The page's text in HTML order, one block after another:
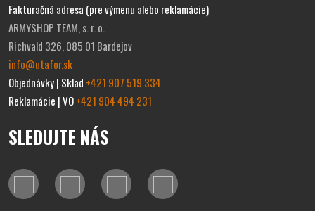
Fakturačná adresa (pre výmenu alebo reklamácie)
ARMYSHOP TEAM, s. r. o.
Richvald 326, 085 01 Bardejov
info@utafor.sk
Objednávky | Sklad +421 907 519 334
Reklamácie | VO+421 904 494 231
SLEDUJTE NÁS